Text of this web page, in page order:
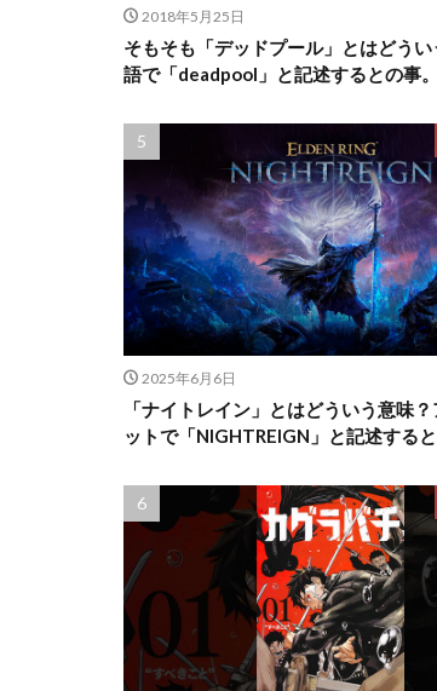
2018年5月25日
そもそも「デッドプール」とはどう
語で「deadpool」と記述するとの事。
2025年6月6日
「ナイトレイン」とはどういう意味
ットで「NIGHTREIGN」と記述すると